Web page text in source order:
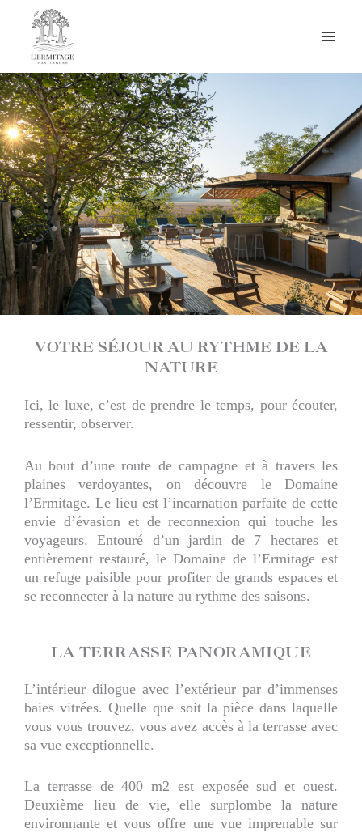
contenu
Accueil »
VOTRE SÉJOUR AU RYTHME DE LA
NATURE
Ici, le luxe, c’est de prendre le temps, pour écouter,
ressentir, observer.
Au bout d’une route de campagne et à travers les
plaines verdoyantes, on découvre le Domaine
l’Ermitage. Le lieu est l’incarnation parfaite de cette
envie d’évasion et de reconnexion qui touche les
voyageurs. Entouré d’un jardin de 7 hectares et
entièrement restauré, le Domaine de l’Ermitage est
un refuge paisible pour profiter de grands espaces et
se reconnecter à la nature au rythme des saisons.
LA TERRASSE PANORAMIQUE
L’intérieur dilogue avec l’extérieur par d’immenses
baies vitrées. Quelle que soit la pièce dans laquelle
vous vous trouvez, vous avez accès à la terrasse avec
sa vue exceptionnelle.
La terrasse de 400 m2 est exposée sud et ouest.
Deuxième lieu de vie, elle surplombe la nature
environnante et vous offre une vue imprenable sur